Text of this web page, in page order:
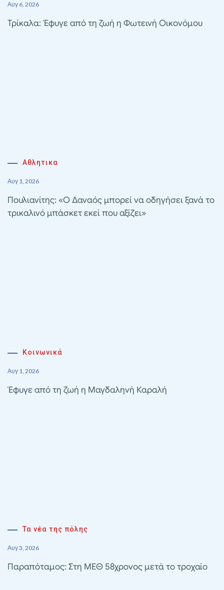
Αυγ 6, 2026
Τρίκαλα: Έφυγε από τη ζωή η Φωτεινή Οικονόμου
Αθλητικα
Αυγ 1, 2026
Πουλιανίτης: «Ο Δαναός μπορεί να οδηγήσει ξανά το
τρικαλινό μπάσκετ εκεί που αξίζει»
Κοινωνικά
Αυγ 1, 2026
Έφυγε από τη ζωή η Μαγδαληνή Καραλή
Τα νέα της πόλης
Αυγ 3, 2026
Παραπόταμος: Στη ΜΕΘ 58χρονος μετά το τροχαίο